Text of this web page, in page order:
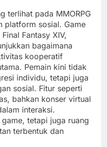
terlihat pada MMORPG
platform sosial. Game
Fantasy XIV,
bagaimana
kooperatif
Pemain kini tidak
individu, tetapi juga
sosial. Fitur seperti
bahkan konser virtual
interaksi.
tetapi juga ruang
terbentuk dan